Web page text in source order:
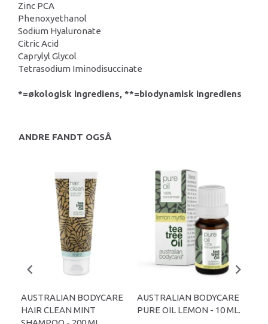
Zinc PCA
Phenoxyethanol
Sodium Hyaluronate
Citric Acid
Caprylyl Glycol
Tetrasodium Iminodisuccinate
*=økologisk ingrediens, **=biodynamisk ingrediens
ANDRE FANDT OGSÅ
AUSTRALIAN BODYCARE
HAIR CLEAN MINT
AUSTRALIAN BODYCARE
PURE OIL LEMON - 10 ML.